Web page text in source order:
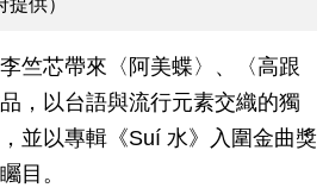
供）
竺芯帶來〈阿美蝶〉、〈高跟
，以台語與流行元素交織的獨
並以專輯《Suí 水》入圍金曲獎
目。